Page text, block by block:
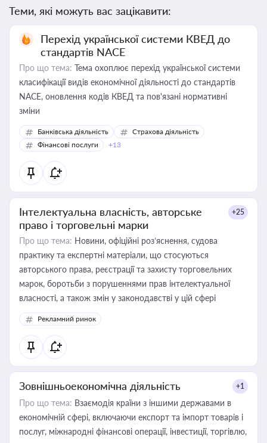
Теми, які можуть вас зацікавити:
Перехід української системи КВЕД до
стандартів NACE
Про що тема: Тема охоплює перехід української системи
класифікації видів економічної діяльності до стандартів
NACE, оновлення кодів КВЕД та пов'язані нормативні
зміни
Банківська діяльність
Страхова діяльність
Фінансові послуги
+13
Інтелектуальна власність, авторське
право і торговельні марки
+25
Про що тема: Новини, офіційні роз’яснення, судова
практику та експертні матеріали, що стосуються
авторського права, реєстрації та захисту торговельних
марок, боротьби з порушеннями прав інтелектуальної
власності, а також змін у законодавстві у цій сфері
Рекламний ринок
Зовнішньоекономічна діяльність +1
Про що тема: Взаємодія країни з іншими державами в
економічній сфері, включаючи експорт та імпорт товарів і
послуг, міжнародні фінансові операції, інвестиції, торгівлю,